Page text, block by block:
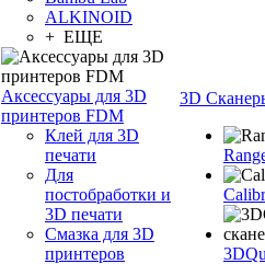
ALKINOID
+ ЕЩЕ
Аксессуары для 3D
принтеров FDM
Клей для 3D
печати
Для
постобработки и
3D печати
Смазка для 3D
принтеров
3D